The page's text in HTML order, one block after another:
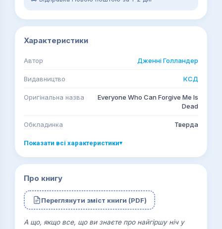
Характеристики
Автор Дженні Голландер
Видавництво КСД
Оригінальна назва
Everyone Who Can Forgive Me Is
Dead
Обкладинка Тверда
Показати всі характеристики▾
Про книгу
Переглянути зміст книги (PDF)
А що, якщо все, що ви знаєте про найгіршу ніч у